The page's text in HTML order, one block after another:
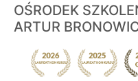
OŚRODEK
ARTUR